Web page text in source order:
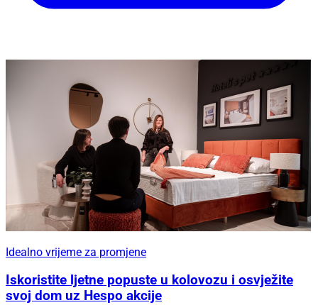
Idealno vrijeme za promjene
Iskoristite ljetne popuste u kolovozu i osvježite
svoj dom uz Hespo akcije